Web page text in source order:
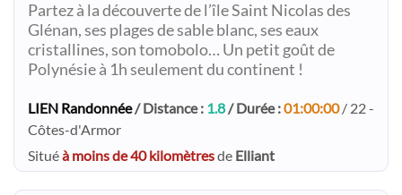
Partez à la découverte de l’île Saint Nicolas des
Glénan, ses plages de sable blanc, ses eaux
cristallines, son tomobolo… Un petit goût de
Polynésie à 1h seulement du continent !
LIEN Randonnée/ Distance : 1.8/ Durée :01:00:00/ 22 -
Côtes-d'Armor
Situéà moins de 40 kilomètresde Elliant